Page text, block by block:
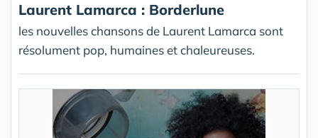
Laurent Lamarca : Borderlune
les nouvelles chansons de Laurent Lamarca sont
résolument pop, humaines et chaleureuses.